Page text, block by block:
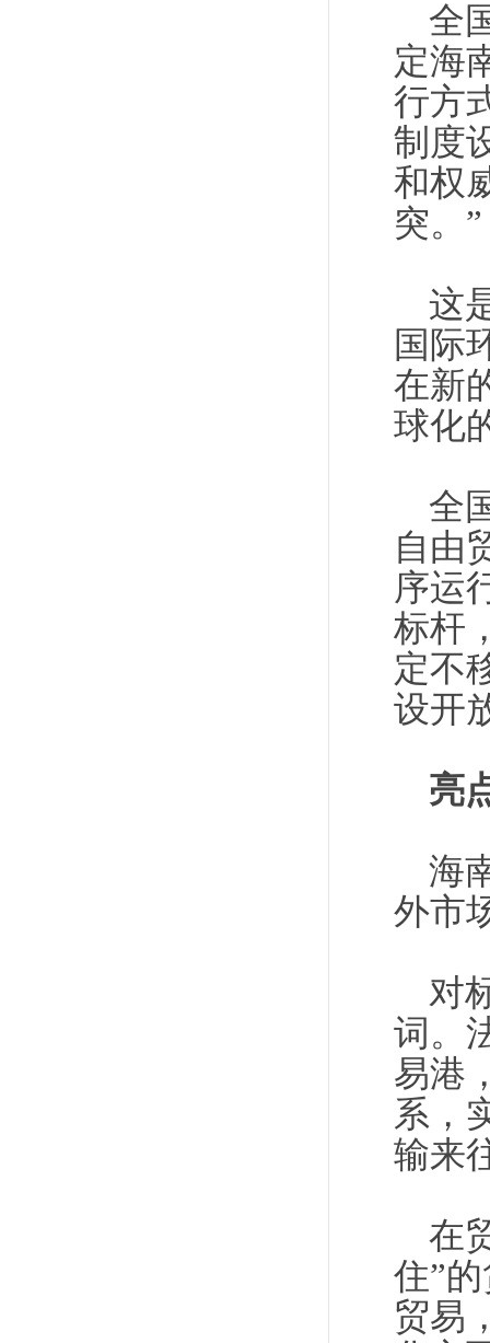
全
定海
行方
制度
和权
突。”
这
国际
在新
球化
全
自由
序运
标杆
定不
设开
亮
海
外市
对
词。
易港
系，
输来
在
住”
贸易